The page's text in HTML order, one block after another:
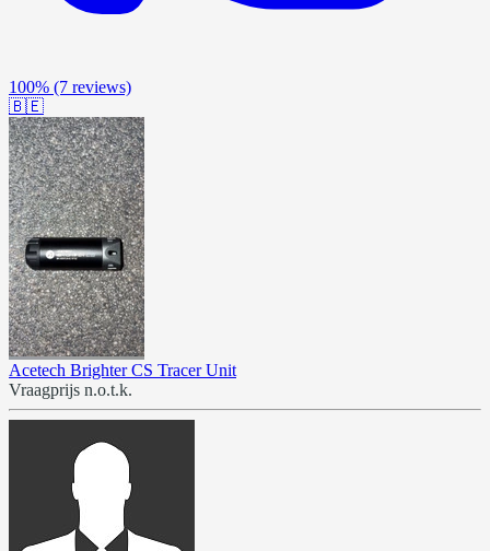
100% (7 reviews)
🇧🇪
Acetech Brighter CS Tracer Unit
Vraagprijs n.o.t.k.